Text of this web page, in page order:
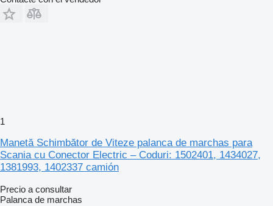
1
Manetă Schimbător de Viteze palanca de marchas para
Scania cu Conector Electric – Coduri: 1502401, 1434027,
1381993, 1402337 camión
Precio a consultar
Palanca de marchas